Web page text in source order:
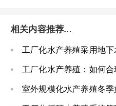
相关内容推荐...
工厂化水产养殖采用地
工厂化水产养殖：如何
室外规模化水产养殖冬